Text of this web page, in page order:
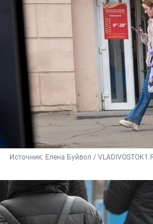
Источник: Елена Буйвол /